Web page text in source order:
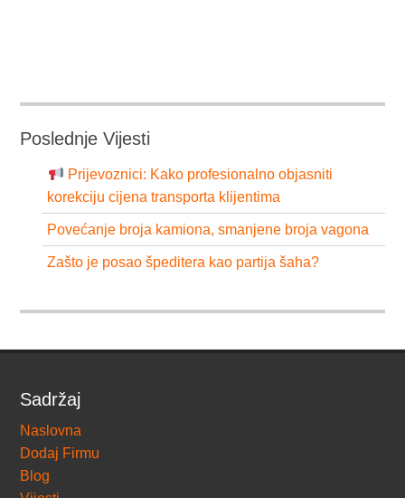
Poslednje Vijesti
Prijevoznici: Kako profesionalno objasniti
korekciju cijena transporta klijentima
Povećanje broja kamiona, smanjene broja vagona
Zašto je posao špeditera kao partija šaha?
Sadržaj
Naslovna
Dodaj Firmu
Blog